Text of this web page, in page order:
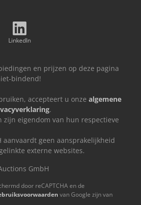
LinkedIn
en prijzen op deze pagina
bindend!
accepteert u onze algemene
.
zijn eigendom van hun respectieve
aanvaardt geen aansprakelijkheid
externe websites.
GmbH
door reCAPTCHA en de
van Google zijn van